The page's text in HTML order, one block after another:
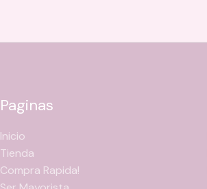
Paginas
Inicio
Tienda
Compra Rapida!